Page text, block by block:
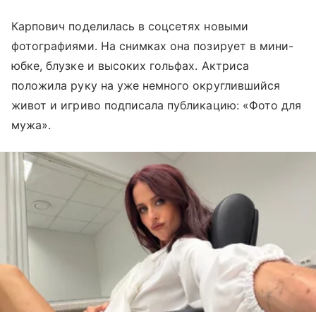
Карпович поделилась в соцсетях новыми
фотографиями. На снимках она позирует в мини-
юбке, блузке и высоких гольфах. Актриса
положила руку на уже немного округлившийся
живот и игриво подписала публикацию: «Фото для
мужа».